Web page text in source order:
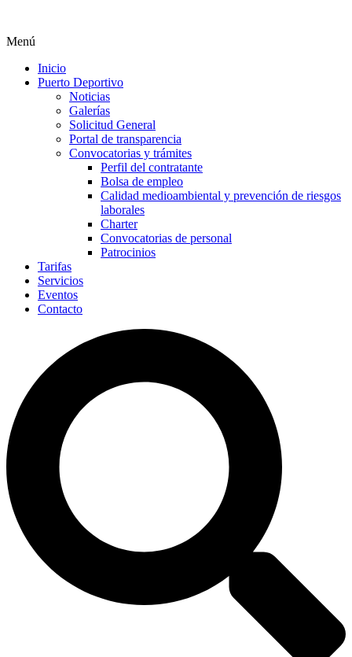
Menú
Inicio
Puerto Deportivo
Noticias
Galerías
Solicitud General
Portal de transparencia
Convocatorias y trámites
Perfil del contratante
Bolsa de empleo
Calidad medioambiental y prevención de riesgos
laborales
Charter
Convocatorias de personal
Patrocinios
Tarifas
Servicios
Eventos
Contacto